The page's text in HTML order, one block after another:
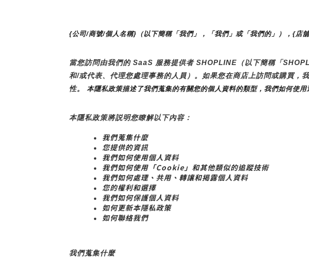
{公司/商號/個人名稱}（以下簡稱「我們」，「我們」或「我們的」），{店
當您訪問由我們的 SaaS 服務提供者 SHOPLINE（以下簡稱「
和/或代表、代理您處理事務的人員）。如果您在商店上訪問或購買，
性。
本隱私政策描述了我們蒐集的有關您的個人資料的類型，我們如何使
本隱私政策將説明您瞭解以下內容：
我們蒐集什麼
您提供的資訊
我們如何使用個人資料
我們如何使用「Cookie」和其他類似的追蹤技術
我們如何處理、共用、轉讓和揭露個人資料
您的權利和選擇
我們如何保護個人資料
如何更新本隱私政策
如何聯絡我們
我們蒐集什麼